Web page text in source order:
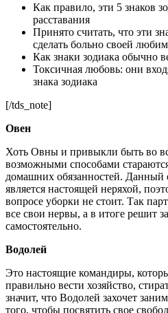
Как правило, эти 5 знаков
расставания
Принято считать, что эти
сделать больно своей
Как знаки зодиака обычно
Токсичная любовь: они
знака зодиака
[/tds_note]
Овен
Хоть Овны и привыкли быть во
возможными способами
домашних обязанностей. Данный
является настоящей неряхой,
вопросе уборки не стоит. Так
все свои нервы, а в итоге решит
самостоятельно.
Водолей
Это настоящие командиры,
правильно вести хозяйство,
значит, что Водолей захочет
того, чтобы посвятить свое